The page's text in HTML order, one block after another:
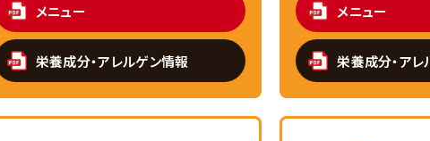
メニュー
栄養成分・アレルゲン情報
メニュー
栄養成分・ア